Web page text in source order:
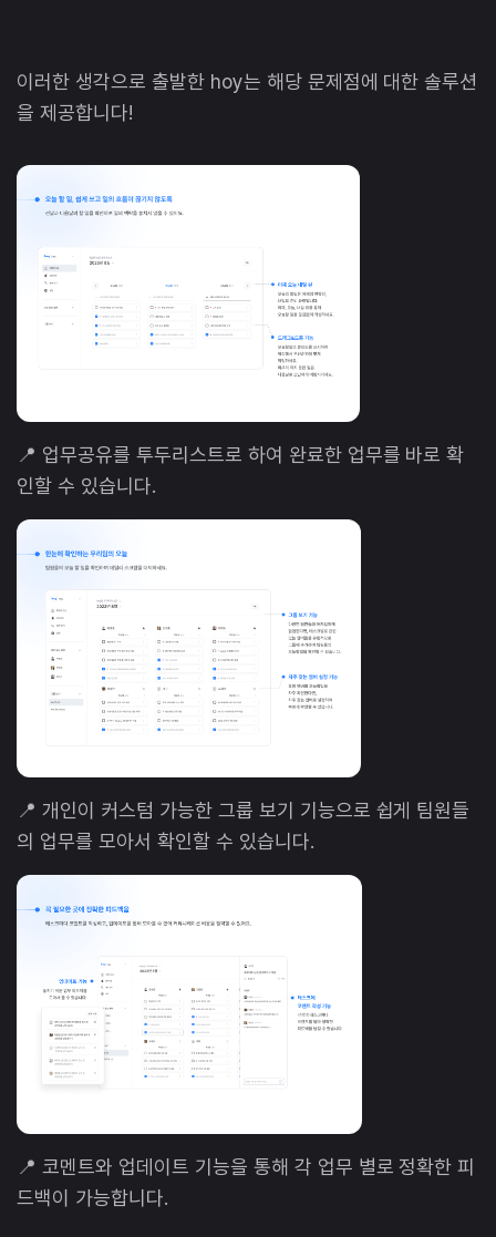
이러한 생각으로 출발한 hoy는 해당 문제점에 대한 솔루션
을 제공합니다!
📍 업무공유를 투두리스트로 하여 완료한 업무를 바로 확
인할 수 있습니다.
📍 개인이 커스텀 가능한 그룹 보기 기능으로 쉽게 팀원들
의 업무를 모아서 확인할 수 있습니다.
📍 코멘트와 업데이트 기능을 통해 각 업무 별로 정확한 피
드백이 가능합니다.